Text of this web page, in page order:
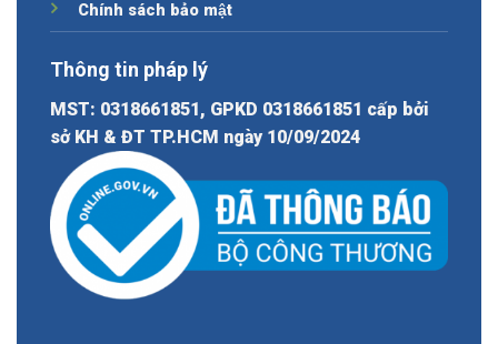
Chính sách bảo mật
Thông tin pháp lý
MST: 0318661851, GPKD 0318661851 cấp bởi
sở KH & ĐT TP.HCM ngày 10/09/2024